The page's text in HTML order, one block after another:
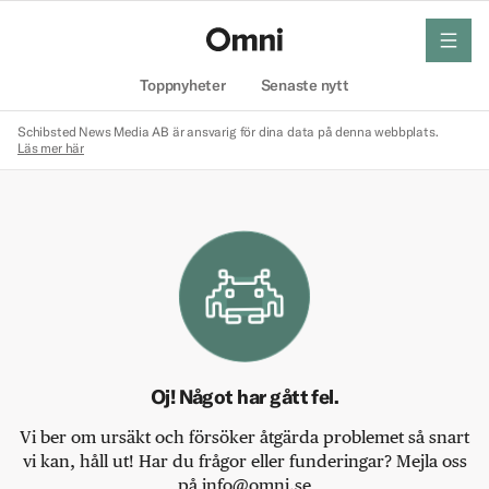
Toppnyheter Senaste nytt
meny
Schibsted News Media AB är ansvarig för dina data på denna webbplats.
Läs mer här
Oj! Något har gått fel.
Vi ber om ursäkt och försöker åtgärda problemet så snart
vi kan, håll ut! Har du frågor eller funderingar? Mejla oss